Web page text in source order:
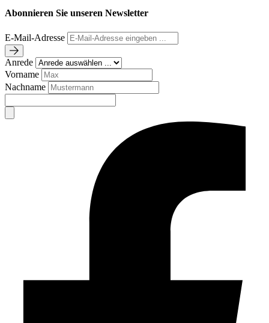
Abonnieren Sie unseren Newsletter
E-Mail-Adresse
Anrede
Vorname
Nachname